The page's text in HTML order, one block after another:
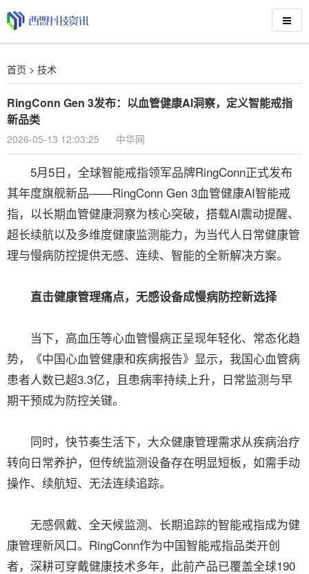
首页 > 技术
RingConn Gen 3发布：以血管健康AI洞察，定义智能戒指
新品类
2026-05-13 12:03:25 中华网
5月5日，全球智能戒指领军品牌RingConn正式发布
其年度旗舰新品——RingConn Gen 3血管健康AI智能戒
指，以长期血管健康洞察为核心突破，搭载AI震动提醒、
超长续航以及多维度健康监测能力，为当代人日常健康管
理与慢病防控提供无感、连续、智能的全新解决方案。
直击健康管理痛点，无感设备成慢病防控新选择
当下，高血压等心血管慢病正呈现年轻化、常态化趋
势，《中国心血管健康和疾病报告》显示，我国心血管病
患者人数已超3.3亿，且患病率持续上升，日常监测与早
期干预成为防控关键。
同时，快节奏生活下，大众健康管理需求从疾病治疗
转向日常养护，但传统监测设备存在明显短板，如需手动
操作、续航短、无法连续追踪。
无感佩戴、全天候监测、长期追踪的智能戒指成为健
康管理新风口。RingConn作为中国智能戒指品类开创
者，深耕可穿戴健康技术多年，此前产品已覆盖全球190